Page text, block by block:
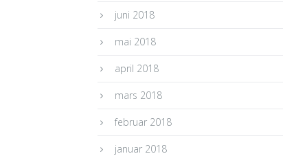
juni 2018
mai 2018
april 2018
mars 2018
februar 2018
januar 2018